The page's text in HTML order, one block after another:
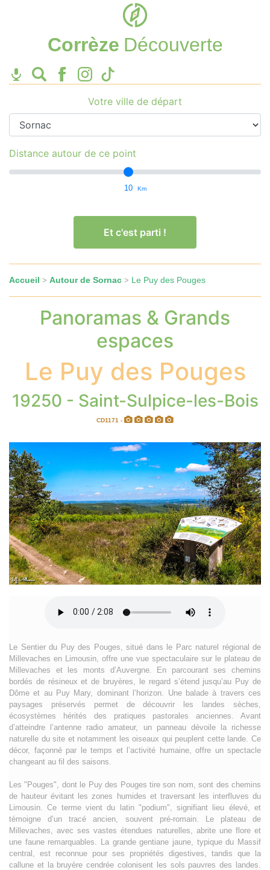
Corrèze Découverte
Votre ville de départ
Distance autour de ce point
10 Km
Et c'est parti !
Accueil > Autour de Sornac > Le Puy des Pouges
Panoramas & Grands
espaces
Le Puy des Pouges
19250 - Saint-Sulpice-les-Bois
CD1171 -
Le Sentier du Puy des Pouges, situé dans le Parc naturel régional de
Millevaches en Limousin, offre une vue spectaculaire sur le plateau de
Millevaches et les monts d’Auvergne. En parcourant ses chemins
bordés de résineux et de bruyères, le regard s’étend jusqu’au Puy de
Dôme et au Puy Mary, dominant l’horizon. Une balade à travers ces
paysages préservés permet de découvrir les landes sèches,
écosystèmes hérités des pratiques pastorales anciennes. Avant
d’atteindre l’antenne radio amateur, un panneau dévoile la richesse
naturelle du site et notamment les oiseaux qui peuplent cette lande. Ce
décor, façonné par le temps et l’activité humaine, offre un spectacle
changeant au fil des saisons.
Les "Pouges", dont le Puy des Pouges tire son nom, sont des chemins
de hauteur évitant les zones humides et traversant les interfluves du
Limousin. Ce terme vient du latin "podium", signifiant lieu élevé, et
témoigne d’un tracé ancien, souvent pré-romain. Le plateau de
Millevaches, avec ses vastes étendues naturelles, abrite une flore et
une faune remarquables. La grande gentiane jaune, typique du Massif
central, est reconnue pour ses propriétés digestives, tandis que la
callune et la bruyère cendrée colonisent les sols pauvres des landes.